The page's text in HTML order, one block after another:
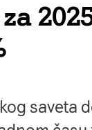
saveta